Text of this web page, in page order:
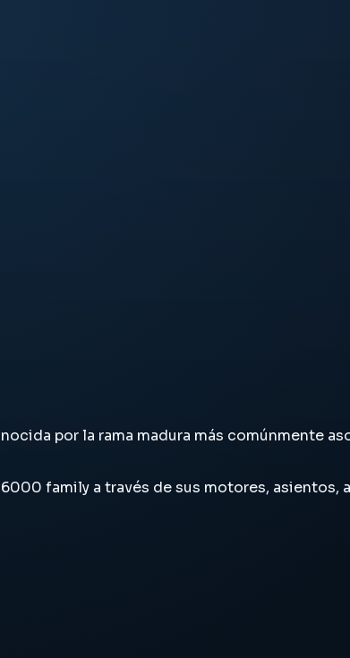
por la rama madura más comúnmente
family a través de sus motores, asientos,